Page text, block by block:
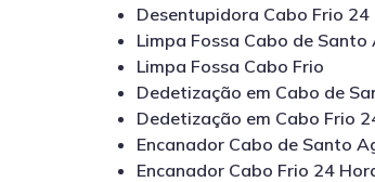
Desentupidora Cabo Frio 24
Limpa Fossa Cabo de
Limpa Fossa Cabo Frio
Dedetização em Cabo de
Dedetização em Cabo Frio
Encanador Cabo de Santo
Encanador Cabo Frio 24